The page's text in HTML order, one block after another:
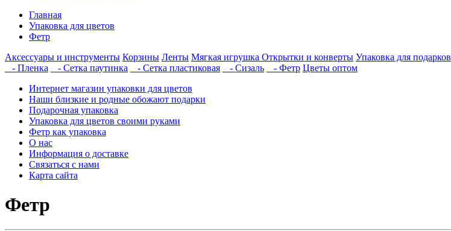
Главная
Упаковка для цветов
Фетр
Аксессуары и инструменты Корзины Ленты Мягкая игрушка Открытки и конверты Упаковка для подарков
- Пленка
- Сетка паутинка - Сетка пластиковая - Сизаль - Фетр Цветы оптом
Интернет магазин упаковки для цветов
Наши близкие и родные обожают подарки
Подарочная упаковка
Упаковка для цветов своими руками
Фетр как упаковка
О нас
Информация о доставке
Связаться с нами
Карта сайта
Фетр